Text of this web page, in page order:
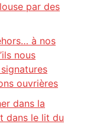
par des
à nos
nous
ouvrières
dans la
dans le lit du